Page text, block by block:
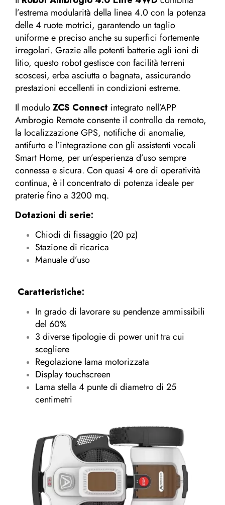
l’estrema modularità della linea 4.0 con la potenza
delle 4 ruote motrici, garantendo un taglio
uniforme e preciso anche su superfici fortemente
irregolari. Grazie alle potenti batterie agli ioni di
litio, questo robot gestisce con facilità terreni
scoscesi, erba asciutta o bagnata, assicurando
prestazioni eccellenti in condizioni estreme.
Il moduloZCS Connect integrato nell’APP
Ambrogio Remote consente il controllo da remoto,
la localizzazione GPS, notifiche di anomalie,
antifurto e l’integrazione con gli assistenti vocali
Smart Home, per un’esperienza d’uso sempre
connessa e sicura. Con quasi 4 ore di operatività
continua, è il concentrato di potenza ideale per
praterie fino a 3200 mq.
Dotazioni di serie:
Chiodi di fissaggio (20 pz)
Stazione di ricarica
Manuale d’uso
Caratteristiche:
In grado di lavorare su pendenze ammissibili
del 60%
3 diverse tipologie di power unit tra cui
scegliere
Regolazione lama motorizzata
Display touchscreen
Lama stella 4 punte di diametro di 25
centimetri